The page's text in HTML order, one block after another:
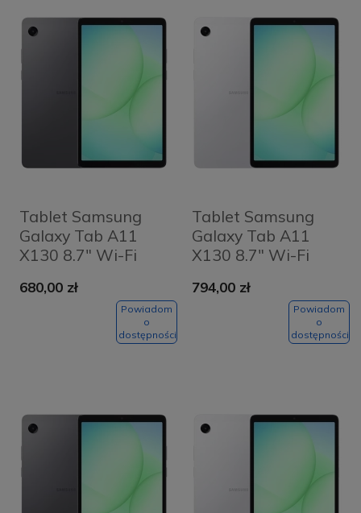
Tablet Samsung
Galaxy Tab A11
X130 8.7" Wi-Fi
Grey
680,00 zł
Powiadom
o
dostępności
Tablet Samsung
Galaxy Tab A11
X130 8.7" Wi-Fi
Silver
794,00 zł
Powiadom
o
dostępności